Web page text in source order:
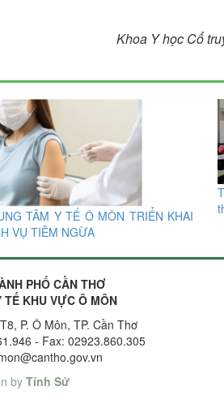
Khoa Y học Cổ
TÂM Y TẾ Ô MÔN TRIỂN KHAI
VỤ TIÊM NGỪA
PHỐ CẦN THƠ
TẾ KHU VỰC Ô MÔN
P. Ô Môn, TP. Cần Thơ
- Fax: 02923.860.305
by Tính Sử